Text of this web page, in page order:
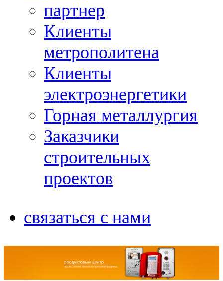
партнер
Клиенты
метрополитена
Клиенты
электроэнергетики
Горная металлургия
Заказчики
строительных
проектов
связаться с нами